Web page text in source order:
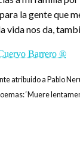
la gente que
vida nos da,
Barrero ®
atribuido a Pablo
‘Muere